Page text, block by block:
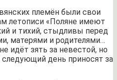
племён были свои
летописи «Поляне имеют
и тихий, стыдливы перед
матерями и родителями…
идёт зять за невестой, но
следующий день приносят за